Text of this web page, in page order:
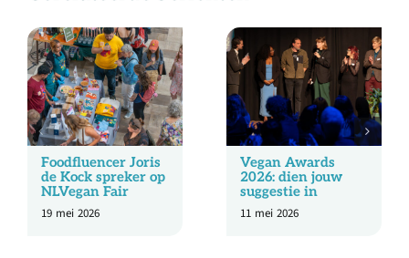
Foodfluencer Joris
de Kock spreker op
NLVegan Fair
19 mei 2026
Vegan Awards
2026: dien jouw
suggestie in
11 mei 2026